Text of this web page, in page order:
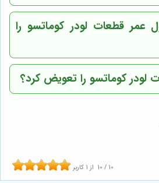
عمر قطعات لودر کوماتسو را
لودر کوماتسو را تعویض کرد؟
10 / 10 از 1 کاربر